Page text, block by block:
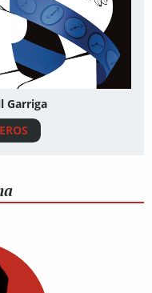
Garriga